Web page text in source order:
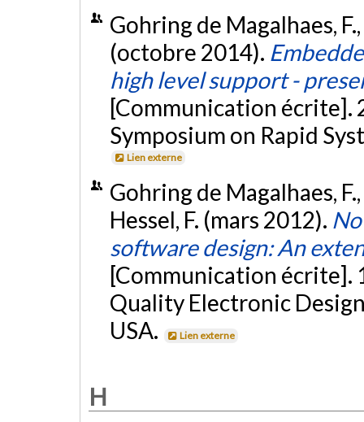
Gohring de Magalhaes, F.,
(octobre 2014).
high level support -
[Communication écrite].
Symposium on Rapid
Lien externe
Gohring de Magalhaes,
Hessel, F. (mars 2012).
software design: An
[Communication écrite].
Quality Electronic
USA.
Lien externe
H